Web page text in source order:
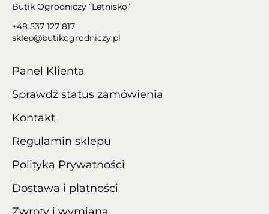
Butik Ogrodniczy “Letnisko”
+48 537 127 817
sklep@butikogrodniczy.pl
Panel Klienta
Sprawdź status zamówienia
Kontakt
Regulamin sklepu
Polityka Prywatności
Dostawa i płatności